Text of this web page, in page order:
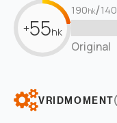
+55hk
190hk/140
Original
VRIDMOMENT